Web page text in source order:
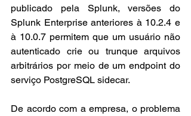
publicado pela Splunk, versões do
Splunk Enterprise anteriores à 10.2.4 e
à 10.0.7 permitem que um usuário não
autenticado crie ou trunque arquivos
arbitrários por meio de um endpoint do
serviço PostgreSQL sidecar.
De acordo com a empresa, o problema